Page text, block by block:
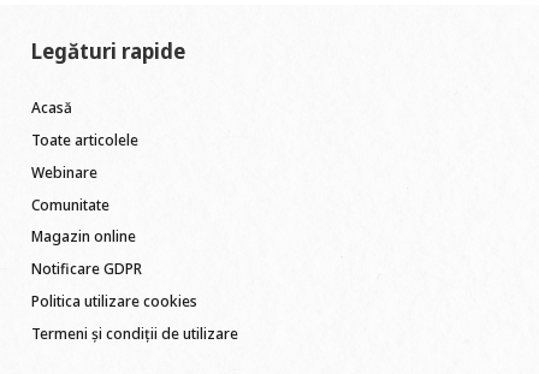
Legături rapide
Acasă
Toate articolele
Webinare
Comunitate
Magazin online
Notificare GDPR
Politica utilizare cookies
Termeni și condiții de utilizare